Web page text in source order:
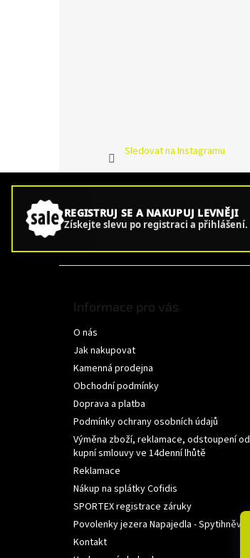
Sledovat na Instagramu
REGISTRUJ SE A NAKUPUJ LEVNĚJI
Získejte slevu po registraci a přihlášení.
Informace pro vás
O nás
Jak nakupovat
Kamenná prodejna
Obchodní podmínky
Doprava a platba
Podmínky ochrany osobních údajů
Výměna zboží, reklamace, odstoupení od
kupní smlouvy ve 14denní lhůtě
Reklamace
Nákup na splátky Cofidis
SPORTEX registrace záruky
Povolenky jezera Napajedla - Spytihněv
Kontakt